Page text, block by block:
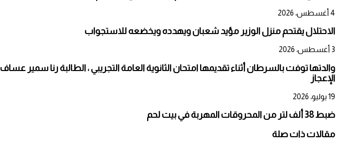
4 أغسطس، 2026
الاحتلال يقتحم منزل الوزير مؤيد شعبان ويهدده ويخضعه للاستجواب
3 أغسطس، 2026
الإعجاز
19 يوليو، 2026
ضبط 38 ألف لتر من المحروقات المهربة في بيت لحم
مقالات ذات صلة